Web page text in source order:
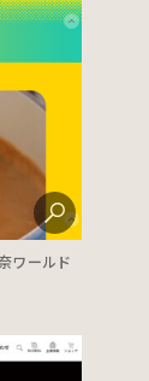
ワールド